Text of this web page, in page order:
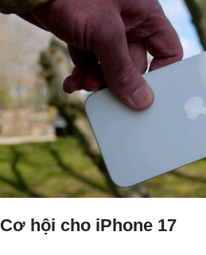
Cơ hội cho iPhone 17